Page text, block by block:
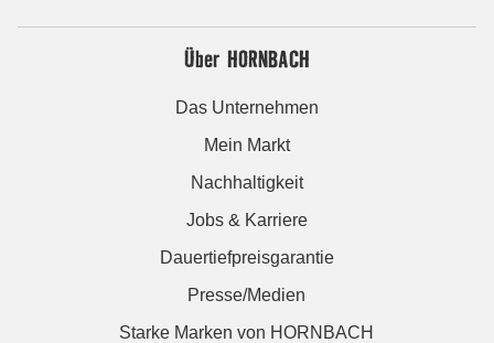
Über HORNBACH
Das Unternehmen
Mein Markt
Nachhaltigkeit
Jobs & Karriere
Dauertiefpreisgarantie
Presse/Medien
Starke Marken von HORNBACH